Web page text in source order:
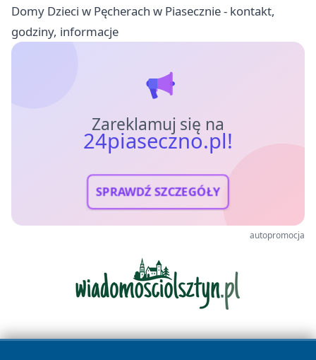
Domy Dzieci w Pęcherach w Piasecznie - kontakt,
godziny, informacje
Zareklamuj się na
24piaseczno.pl!
SPRAWDŹ SZCZEGÓŁY
autopromocja